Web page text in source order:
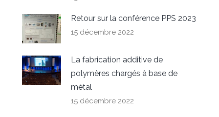
Retour sur la conférence PPS 2023
15 décembre 2022
La fabrication additive de
polymères chargés à base de
métal
15 décembre 2022